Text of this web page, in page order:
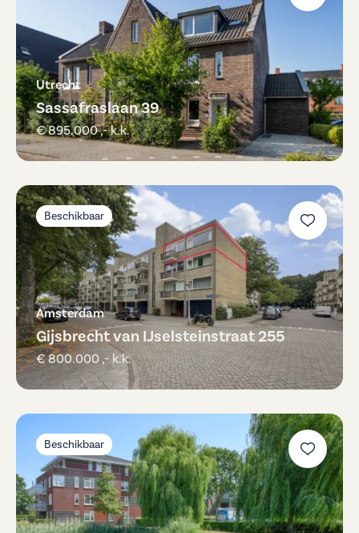
Utrecht
Sassafraslaan 39
€ 895.000 ,- k.k.
Beschikbaar
Amsterdam
Gijsbrecht van IJselsteinstraat 255
€ 800.000 ,- k.k.
Beschikbaar